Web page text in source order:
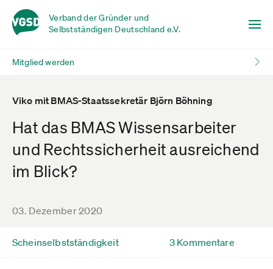
Verband der Gründer und
Selbstständigen Deutschland e.V.
Mitglied werden
Viko mit BMAS-Staatssekretär Björn Böhning
Hat das BMAS Wissensarbeiter
und Rechtssicherheit ausreichend
im Blick?
03. Dezember 2020
Scheinselbstständigkeit 3 Kommentare